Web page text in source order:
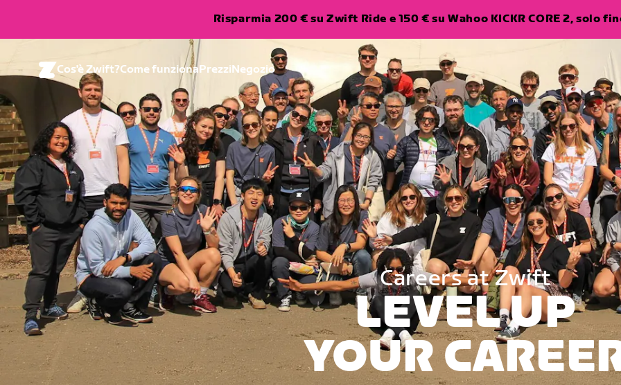
Risparmia 200 € su Zwift Ride e 150 € su Wahoo KICKR CORE 2, solo
Cos'è Zwift?Come funzionaPrezziNegozio
Careers at Zwift
LEVEL UP
YOUR